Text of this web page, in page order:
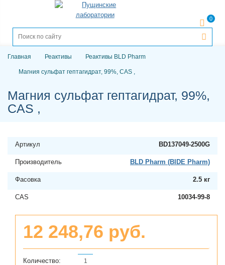
0
Главная Реактивы Реактивы BLD Pharm
Магния сульфат гептагидрат, 99%, CAS ,
Магния сульфат гептагидрат, 99%,
CAS ,
Артикул BD137049-2500G
Производитель BLD Pharm (BIDE Pharm)
Фасовка 2.5 кг
CAS 10034-99-8
12 248,76 руб.
Количество: